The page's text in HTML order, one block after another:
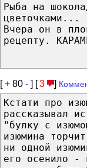
Рыба на
цветочками...
Вчера он в
рецепту.
[+ 80 - ] [3 ]
Кстати про
рассказывал
"булку с
изюмина
ни одной
его осенило -